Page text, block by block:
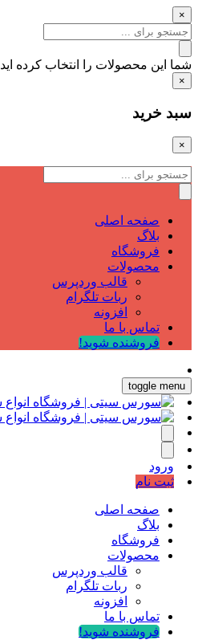
×
شما این محصولات را انتخاب کرده اید
×
سبد خرید
×
صفحه اصلی
بلاگ
فروشگاه
محصولات
قالب وردپرس
ربات تلگرام
افزونه
تماس با ما
فروشنده شوید!
toggle menu
ورود
ثبت نام
صفحه اصلی
بلاگ
فروشگاه
محصولات
قالب وردپرس
ربات تلگرام
افزونه
تماس با ما
فروشنده شوید!